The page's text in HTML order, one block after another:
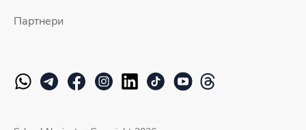
Партнери